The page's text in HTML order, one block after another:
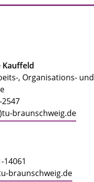
Kauffeld
, Organisations- und
2547
braunschweig.de
14061
braunschweig.de